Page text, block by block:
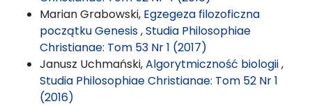
Marian Grabowski, Egzegeza filozoficzna
początku Genesis,Studia Philosophiae
Christianae: Tom 53 Nr 1 (2017)
Janusz Uchmański,Algorytmiczność biologii,
Studia Philosophiae Christianae: Tom 52 Nr 1
(2016)